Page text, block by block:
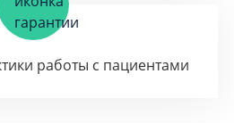
работы с пациентами